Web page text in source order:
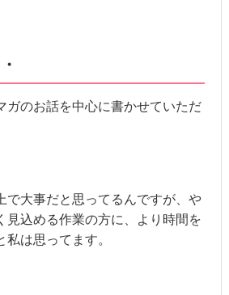
ガのお話を中心に書かせていただ
で大事だと思ってるんですが、や
見込める作業の方に、より時間を
は思ってます。